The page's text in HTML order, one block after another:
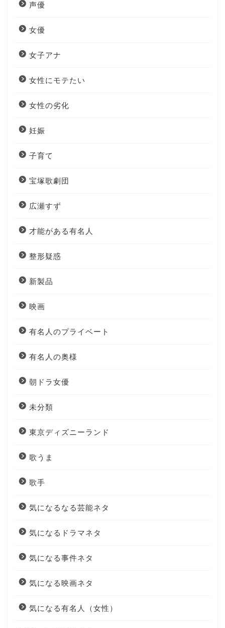
声優
女優
女子アナ
女性にモテたい
女性の劣化
妊娠
子育て
宝塚歌劇団
広瀬すず
才能がある有名人
整形疑惑
新製品
映画
有名人のプライベート
有名人の奥様
朝ドラ女優
未分類
東京ディズニーランド
歌うま
歌手
気になるなる芸能ネタ
気になるドラマネタ
気になる事件ネタ
気になる映画ネタ
気になる有名人（女性）